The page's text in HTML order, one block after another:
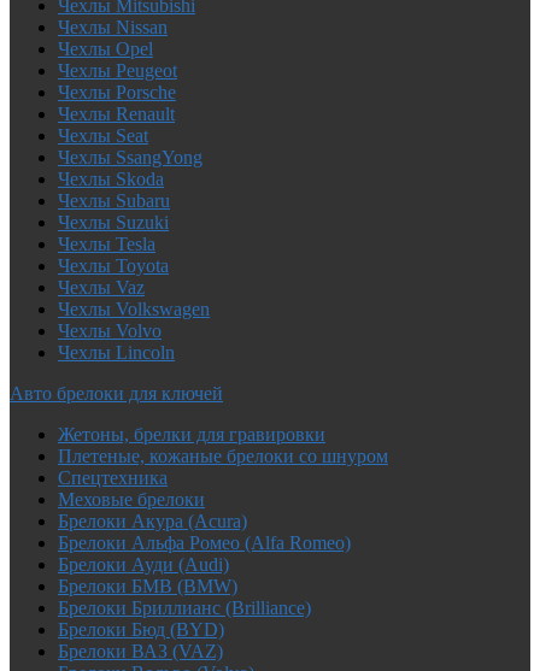
Чехлы Mitsubishi
Чехлы Nissan
Чехлы Opel
Чехлы Peugeot
Чехлы Porsche
Чехлы Renault
Чехлы Seat
Чехлы SsangYong
Чехлы Skoda
Чехлы Subaru
Чехлы Suzuki
Чехлы Tesla
Чехлы Toyota
Чехлы Vaz
Чехлы Volkswagen
Чехлы Volvo
Чехлы Lincoln
Авто брелоки для ключей
Жетоны, брелки для гравировки
Плетеные, кожаные брелоки со шнуром
Спецтехника
Меховые брелоки
Брелоки Акура (Acura)
Брелоки Альфа Ромео (Alfa Romeo)
Брелоки Ауди (Audi)
Брелоки БМВ (BMW)
Брелоки Бриллианс (Brilliance)
Брелоки Бюд (BYD)
Брелоки ВАЗ (VAZ)